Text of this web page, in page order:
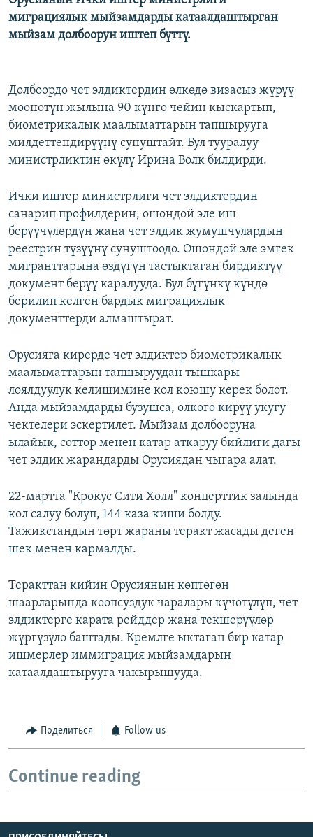
миграциялык мыйзамдарды катаалдаштырган
мыйзам долбоорун иштеп бүттү.
Долбоордо чет элдиктердин өлкөдө визасыз жүрүү
мөөнөтүн жылына 90 күнгө чейин кыскартып,
биометрикалык маалыматтарын тапшырууга
милдеттендирүүнү сунуштайт. Бул тууралуу
министрликтин өкүлү Ирина Волк билдирди.
Ички иштер министрлиги чет элдиктердин
санарип профилдерин, ошондой эле иш
берүүчүлөрдүн жана чет элдик жумушчулардын
реестрин түзүүнү сунуштоодо. Ошондой эле эмгек
мигранттарына өздүгүн тастыктаган бирдиктүү
документ берүү каралууда. Бул бүгүнкү күндө
берилип келген бардык миграциялык
документтерди алмаштырат.
Орусияга кирерде чет элдиктер биометрикалык
маалыматтарын тапшыруудан тышкары
лоялдуулук келишимине кол коюшу керек болот.
Анда мыйзамдарды бузушса, өлкөгө кирүү укугу
чектелери эскертилет. Мыйзам долбооруна
ылайык, соттор менен катар аткаруу бийлиги дагы
чет элдик жарандарды Орусиядан чыгара алат.
22-мартта "Крокус Сити Холл" концерттик залында
кол салуу болуп, 144 каза киши болду.
Тажикстандын төрт жараны теракт жасады деген
шек менен кармалды.
Теракттан кийин Орусиянын көптөгөн
шаарларында коопсуздук чаралары күчөтүлүп, чет
элдиктерге карата рейддер жана текшерүүлөр
жүргүзүлө баштады. Кремлге ыктаган бир катар
ишмерлер иммиграция мыйзамдарын
катаалдаштырууга чакырышууда.
Поделиться Follow us
Continue reading